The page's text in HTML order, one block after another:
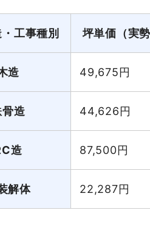
工事種別 坪単価（実勢
造 49,675円
骨造 44,626円
造 87,500円
解体 22,287円